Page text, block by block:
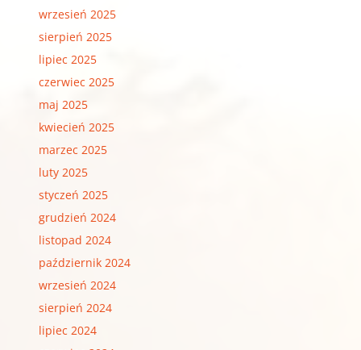
wrzesień 2025
sierpień 2025
lipiec 2025
czerwiec 2025
maj 2025
kwiecień 2025
marzec 2025
luty 2025
styczeń 2025
grudzień 2024
listopad 2024
październik 2024
wrzesień 2024
sierpień 2024
lipiec 2024